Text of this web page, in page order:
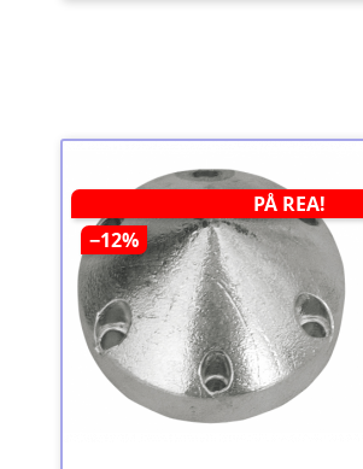
PÅ REA!
−12%